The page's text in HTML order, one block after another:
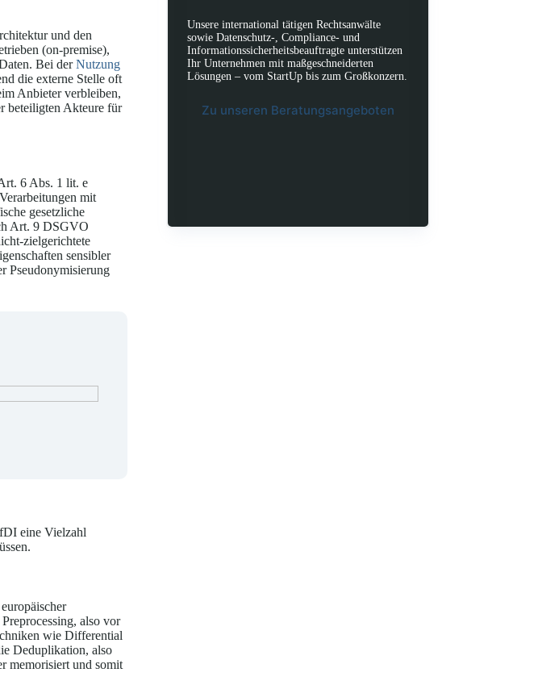
und den
(on-premise),
Bei derNutzung
die externe Stelle oft
Anbieter verbleiben,
beteiligten Akteure für
6 Abs. 1 lit. e
mit
gesetzliche
Art. 9 DSGVO
zielgerichtete
sensibler
Pseudonymisierung
eine Vielzahl
also vor
wie Differential
Deduplikation, also
memorisiert und somit
Unsere international tätigen Rechtsanwälte
sowie Datenschutz-, Compliance- und
Informationssicherheitsbeauftragte unterstützen
Ihr Unternehmen mit maßgeschneiderten
Lösungen – vom StartUp bis zum Großkonzern.
Zu unseren Beratungsangeboten